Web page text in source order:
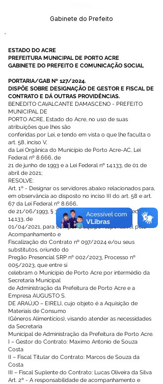
Gabinete do Prefeito
ESTADO DO ACRE
PREFEITURA MUNICIPAL DE PORTO ACRE
GABINETE DO PREFEITO E COMUNICAÇÃO SOCIAL
PORTARIA/GAB Nº 127/2024.
DISPÕE SOBRE DESIGNAÇÃO DE GESTOR E FISCAL DE
CONTRATO E DÁ OUTRAS PROVIDÊNCIAS.
BENEDITO CAVALCANTE DAMASCENO - PREFEITO
MUNICIPAL DE
PORTO ACRE, Estado do Acre, no uso de suas
atribuições que lhes são
conferidas por Lei, e tendo em vista o que lhe faculta o
art. 58, inciso V,
da Lei Orgânica do Município de Porto Acre-AC, Lei
Federal nº 8.666, de
21 de junho de 1993 e a Lei Federal nº 14.133, de 01 de
abril de 2021;
RESOLVE:
Art. 1º - Designar os servidores abaixo relacionados para,
em observância ao disposto no inciso III do art. 58 e art.
67 da Lei Federal nº 8.666,
de 21/06/1993, § 3º do art. 7º e art. 117, da Lei Federal nº
14.133, de
01/04/2021, para compor a equipe responsável pelo
Acompanhamento e
Fiscalização do Contrato nº 097/2024 e/ou seus
substitutos, oriundo do
Pregão Presencial SRP nº 002/2023, Processo nº
005/2023, que entre si
celebram o Município de Porto Acre por intermédio da
Secretaria Municipal
de Administração da Prefeitura de Porto Acre e a
Empresa AUGUSTO S.
DE ARAÚJO – EIRELI, cujo objeto é a Aquisição de
Materiais de Consumo
(Gêneros Alimentícios), visando atender as necessidades
da Secretaria
Municipal de Administração da Prefeitura de Porto Acre.
I – Gestor do Contrato: Maximo Antonio de Souza
Costa
II – Fiscal Titular do Contrato: Marcos de Souza da
Costa
III – Fiscal Suplente do Contrato: Lucas Oliveira da Silva
Art. 2º - A responsabilidade de acompanhamento e